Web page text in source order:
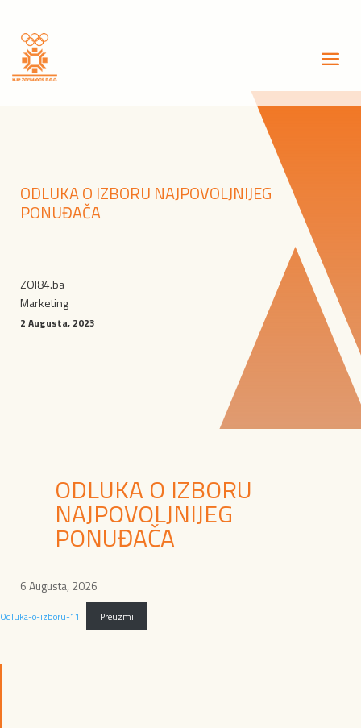
ODLUKA O IZBORU NAJPOVOLJNIJEG
PONUĐAČA
ZOI84.ba
Marketing
2 Augusta, 2023
ODLUKA O IZBORU
NAJPOVOLJNIJEG
PONUĐAČA
6 Augusta, 2026
Odluka-o-izboru-11 Preuzmi